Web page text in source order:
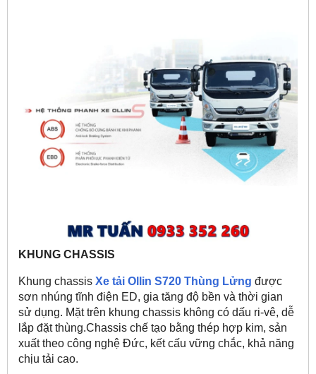
KHUNG CHASSIS
Khung chassis Xe tải Ollin S720 Thùng Lửng được
sơn nhúng tĩnh điện ED, gia tăng độ bền và thời gian
sử dụng. Mặt trên khung chassis không có dấu ri-vê, dễ
lắp đặt thùng.Chassis chế tạo bằng thép hợp kim, sản
xuất theo công nghệ Đức, kết cấu vững chắc, khả năng
chịu tải cao.